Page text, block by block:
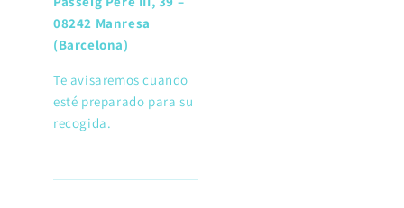
08242 Manresa
(Barcelona)
Te avisaremos cuando
esté preparado para su
recogida.